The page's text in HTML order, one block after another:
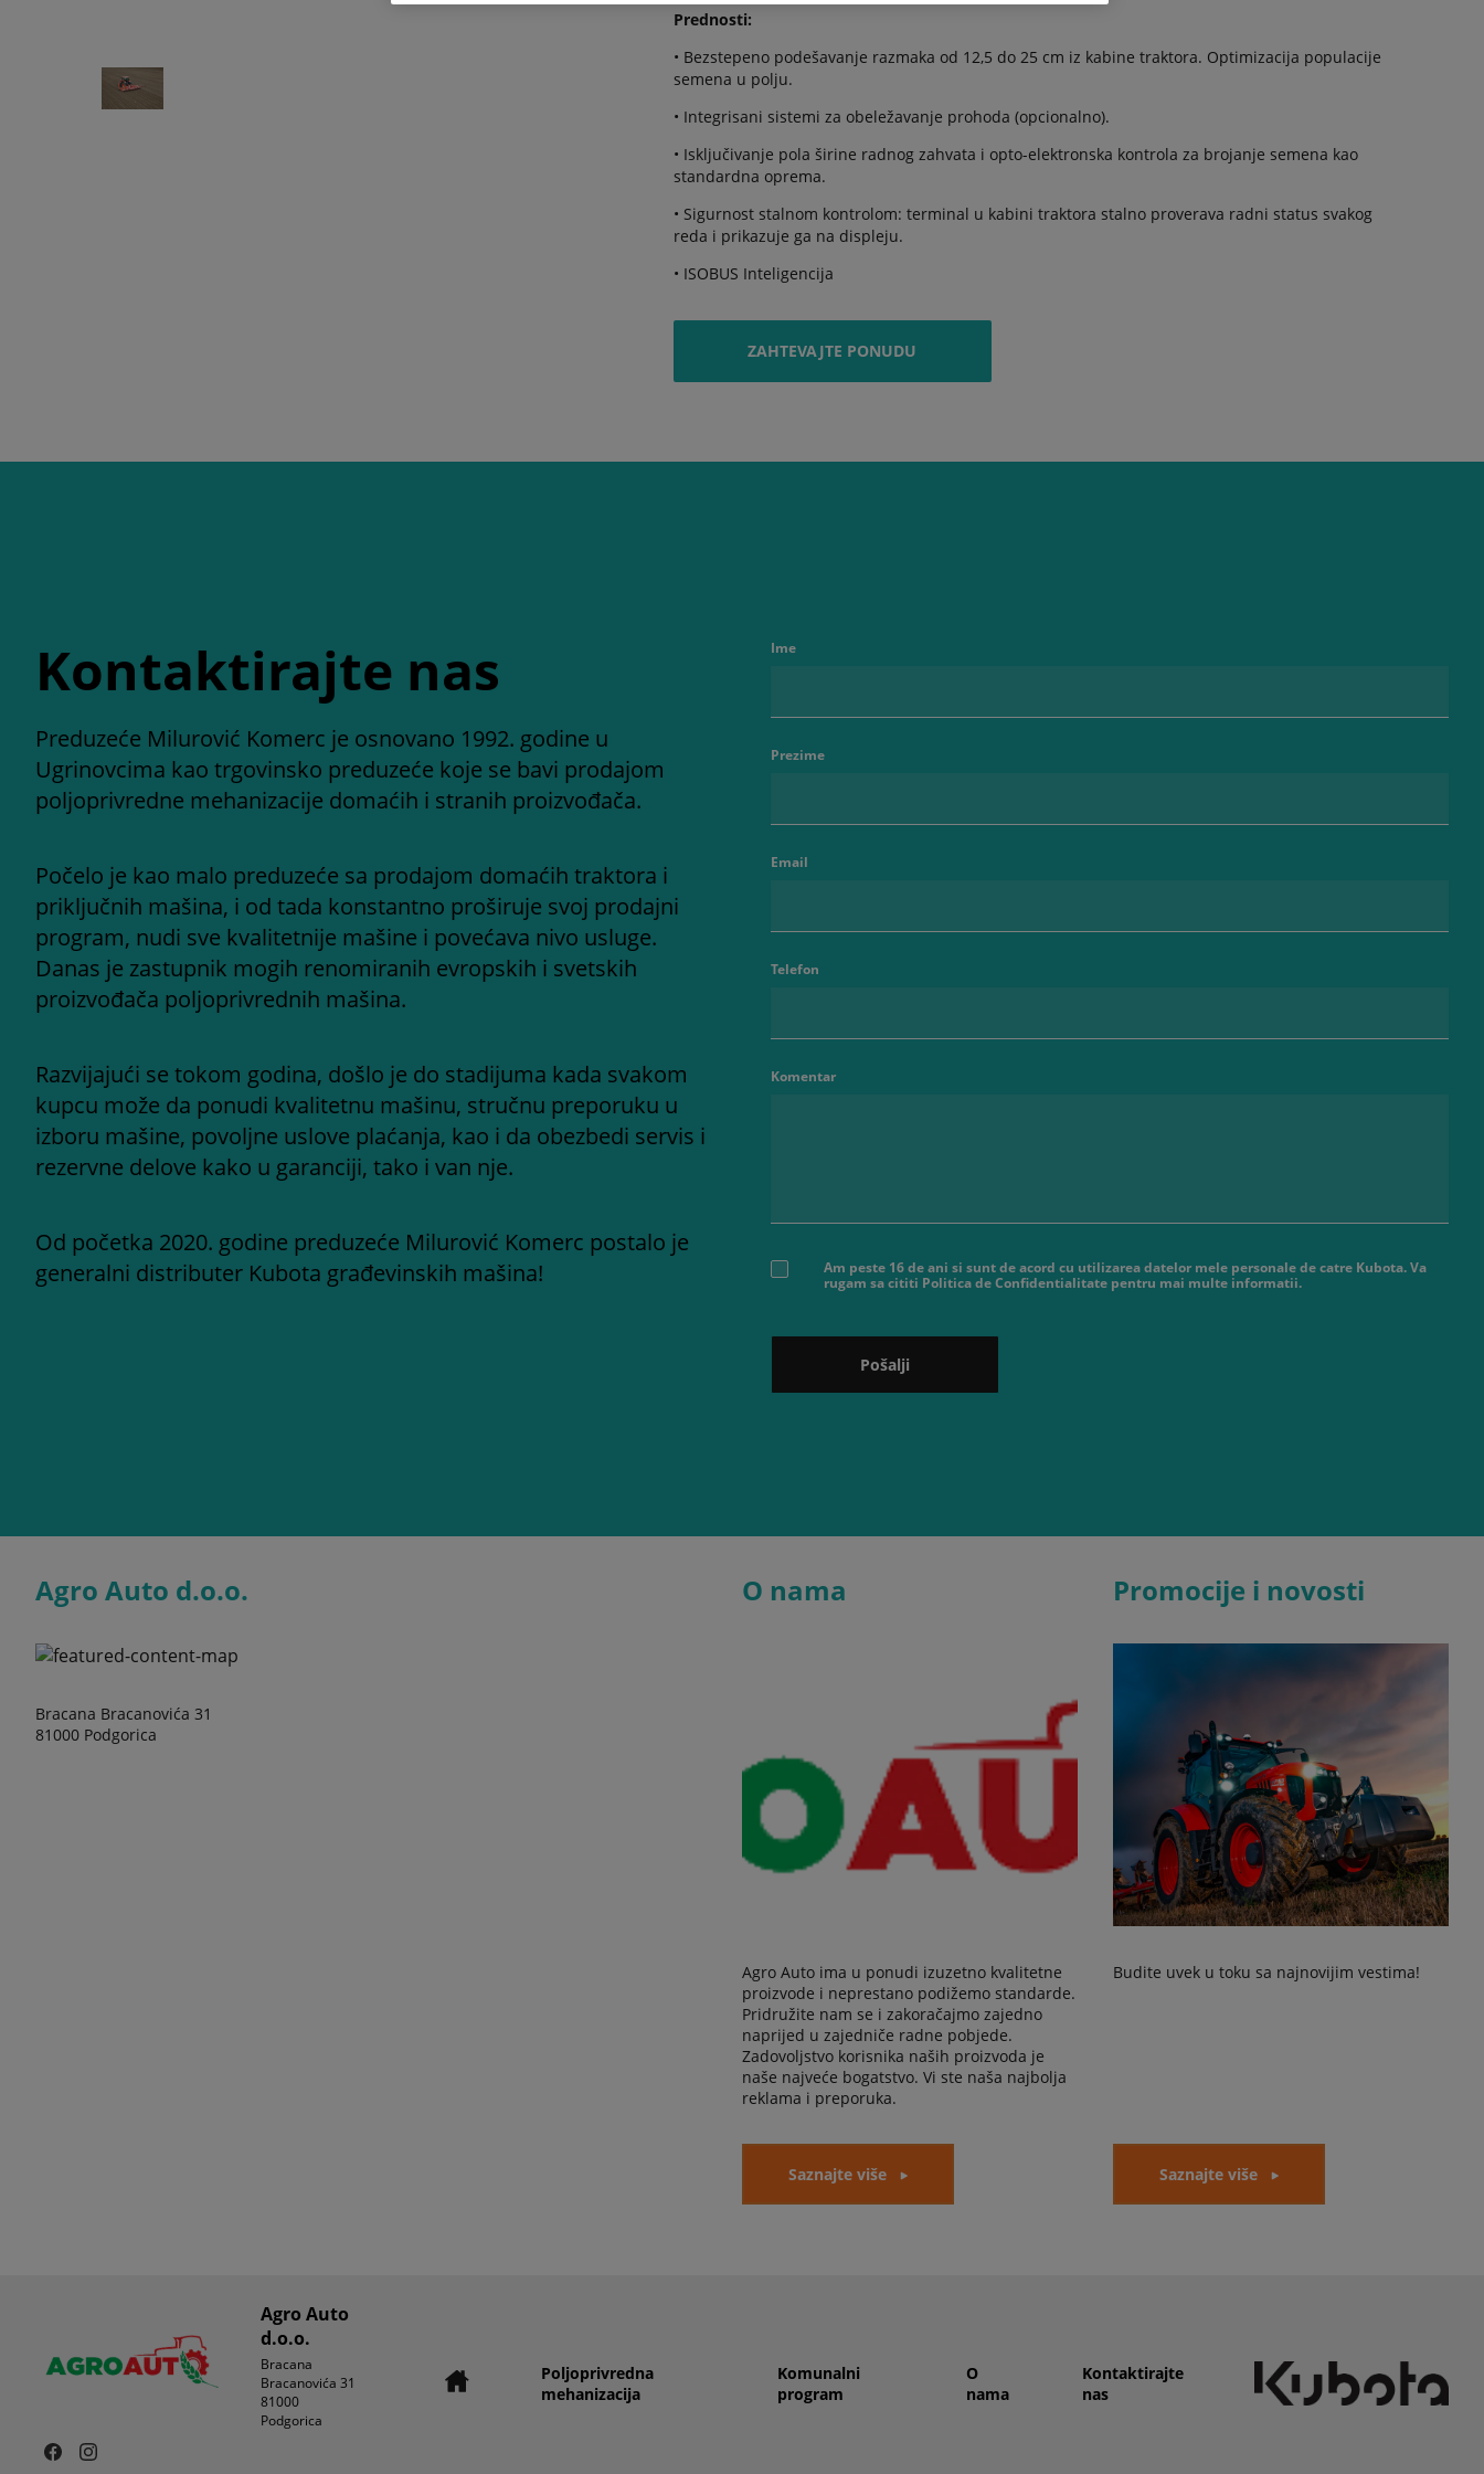
Prednosti:
• Bezstepeno podešavanje razmaka od 12,5 do 25 cm iz kabine traktora. Optimizacija populacije
semena u polju.
• Integrisani sistemi za obeležavanje prohoda (opcionalno).
• Isključivanje pola širine radnog zahvata i opto-elektronska kontrola za brojanje semena kao
standardna oprema.
• Sigurnost stalnom kontrolom: terminal u kabini traktora stalno proverava radni status svakog
reda i prikazuje ga na displeju.
• ISOBUS Inteligencija
ZAHTEVAJTE PONUDU
Kontaktirajte nas
Preduzeće Milurović Komerc je osnovano 1992. godine u
Ugrinovcima kao trgovinsko preduzeće koje se bavi prodajom
poljoprivredne mehanizacije domaćih i stranih proizvođača.
Počelo je kao malo preduzeće sa prodajom domaćih traktora i
priključnih mašina, i od tada konstantno proširuje svoj prodajni
program, nudi sve kvalitetnije mašine i povećava nivo usluge.
Danas je zastupnik mogih renomiranih evropskih i svetskih
proizvođača poljoprivrednih mašina.
Razvijajući se tokom godina, došlo je do stadijuma kada svakom
kupcu može da ponudi kvalitetnu mašinu, stručnu preporuku u
izboru mašine, povoljne uslove plaćanja, kao i da obezbedi servis i
rezervne delove kako u garanciji, tako i van nje.
Od početka 2020. godine preduzeće Milurović Komerc postalo je
generalni distributer Kubota građevinskih mašina!
Ime
Prezime
Email
Telefon
Komentar
Am peste 16 de ani si sunt de acord cu utilizarea datelor mele personale de catre Kubota. Va
rugam sa cititi Politica de Confidentialitate pentru mai multe informatii.
Pošalji
Agro Auto d.o.o.
Bracana Bracanovića 31
81000 Podgorica
O nama
Agro Auto ima u ponudi izuzetno kvalitetne
proizvode i neprestano podižemo standarde.
Pridružite nam se i zakoračajmo zajedno
naprijed u zajedniče radne pobjede.
Zadovoljstvo korisnika naših proizvoda je
naše najveće bogatstvo. Vi ste naša najbolja
reklama i preporuka.
Saznajte više
Promocije i novosti
Budite uvek u toku sa najnovijim vestima!
Saznajte više
Agro Auto
d.o.o.
Bracana
Bracanovića 31
81000
Podgorica
Poljoprivredna
mehanizacija
Komunalni
program
O
nama
Kontaktirajte
nas